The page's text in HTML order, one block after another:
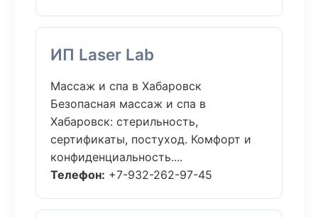
ИП Laser Lab
Массаж и спа в Хабаровск
Безопасная массаж и спа в
Хабаровск: стерильность,
сертификаты, постуход. Комфорт и
конфиденциальность....
Телефон: +7-932-262-97-45